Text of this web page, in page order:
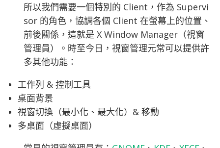
所以我們需要一個特別的 Client，作為 Supervi
sor 的角色，協調各個 Client 在螢幕上的位置、
前後關係，這就是 X Window Manager（視窗
管理員）。時至今日，視窗管理元常可以提供許
多其他功能：
工作列 & 控制工具
桌面背景
視窗切換（最小化、最大化）& 移動
多桌面（虛擬桌面）